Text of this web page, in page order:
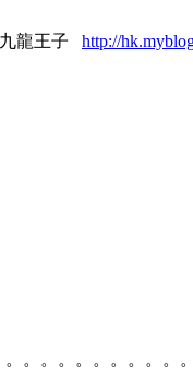
龍王子 http://
。。。。。。。。